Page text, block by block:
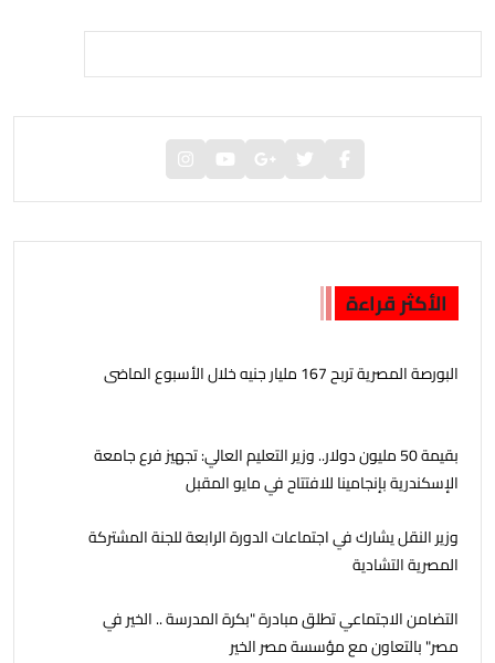
الأكثر قراءة
البورصة المصرية تربح 167 مليار جنيه خلال الأسبوع الماضى
بقيمة 50 مليون دولار.. وزير التعليم العالي: تجهيز فرع جامعة
الإسكندرية بإنجامينا للافتتاح في مايو المقبل
وزير النقل يشارك في اجتماعات الدورة الرابعة للجنة المشتركة
المصرية التشادية
التضامن الاجتماعي تطلق مبادرة "بكرة المدرسة .. الخير في
مصر" بالتعاون مع مؤسسة مصر الخير